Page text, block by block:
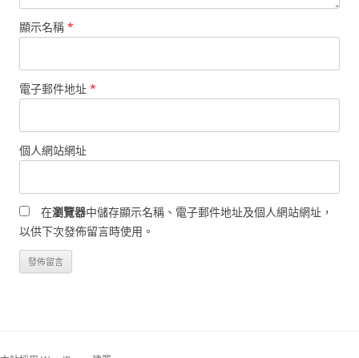
顯示名稱 *
電子郵件地址 *
個人網站網址
在瀏覽器中儲存顯示名稱、電子郵件地址及個人網站網址，
以供下次發佈留言時使用。